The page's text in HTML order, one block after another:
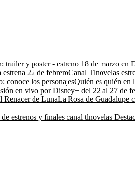
trailer y poster - estreno 18 de marzo en
estrena 22 de febreroCanal Tlnovelas
conoce los personajesQuién es quién en
en vivo por Disney+ del 22 al 27 de
Renacer de LunaLa Rosa de Guadalupe
estrenos y finales canal tlnovelas